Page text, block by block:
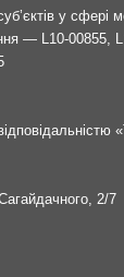
у сфері
— L10-00855,
2/7